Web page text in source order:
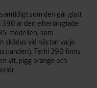
som den går glatt
390 är den efterlängtade
modellen, som
skådas vid nästan varje
Terhi 390 finns
vit, pigg orange och